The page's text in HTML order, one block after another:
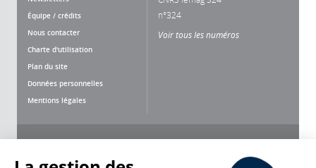
Équipe / crédits
Nous contacter
Charte d'utilisation
Plan du site
Données personnelles
Mentions légales
n°324
Voir tous les numéros
Nous suivre Partager